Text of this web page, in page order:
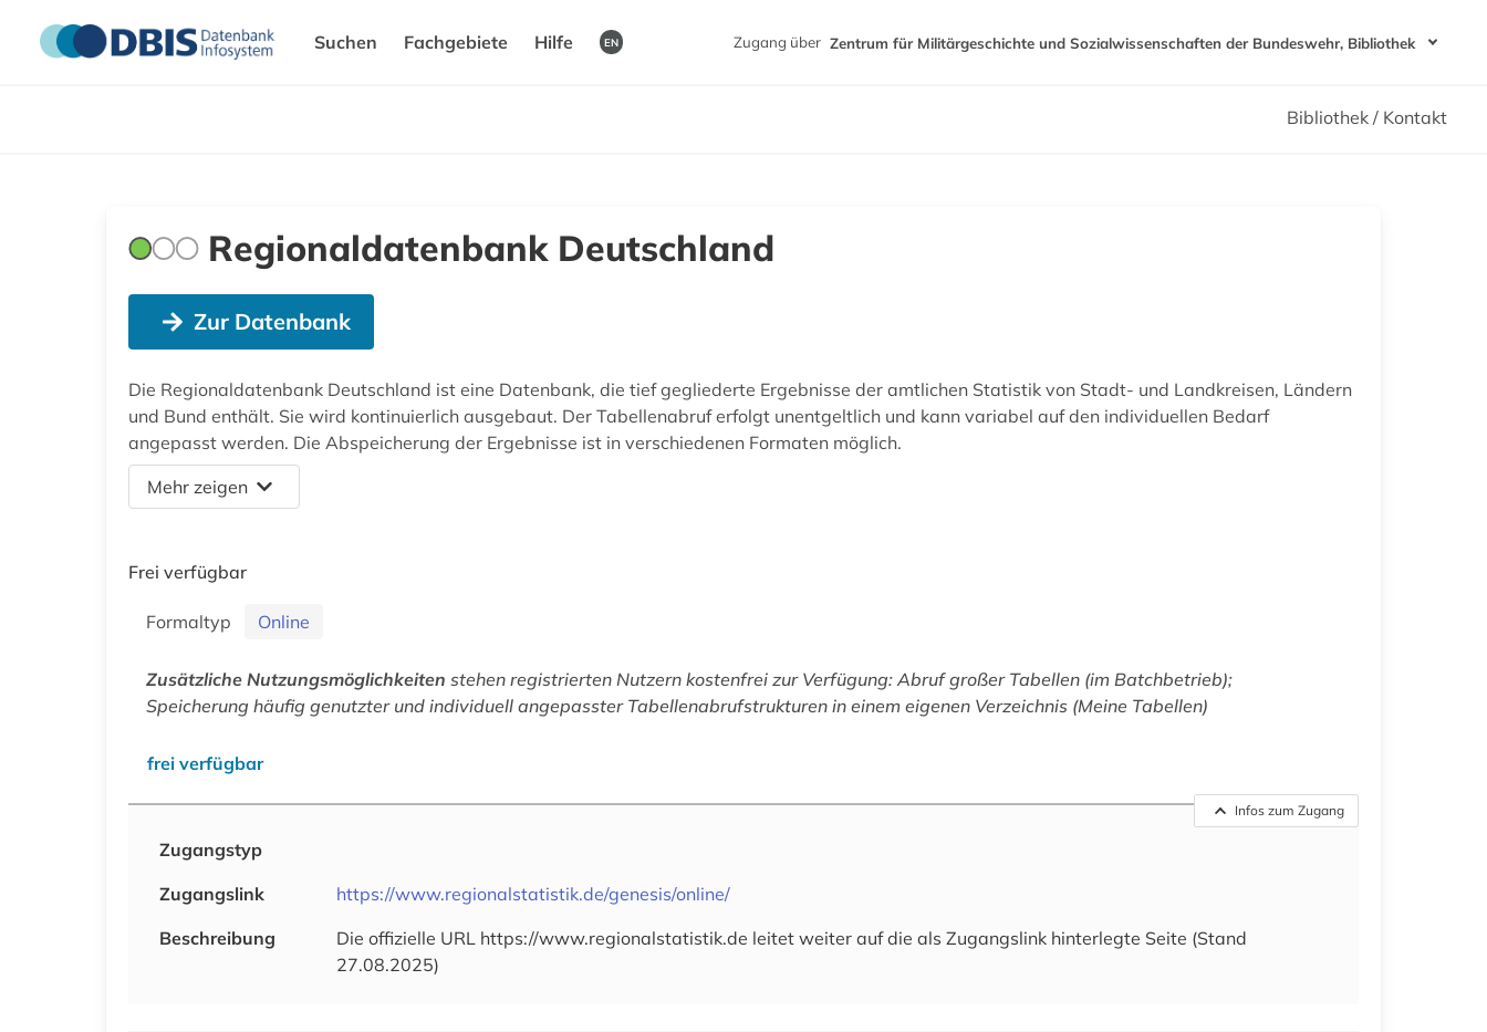
Suchen Fachgebiete Hilfe EN Zugang über Zentrum für Militärgeschichte und Sozialwissenschaften der Bundeswehr, Bibliothek
Bibliothek / Kontakt
Regionaldatenbank Deutschland
Zur Datenbank
Die Regionaldatenbank Deutschland ist eine Datenbank, die tief gegliederte Ergebnisse der amtlichen Statistik von Stadt- und Landkreisen, Ländern
und Bund enthält. Sie wird kontinuierlich ausgebaut. Der Tabellenabruf erfolgt unentgeltlich und kann variabel auf den individuellen Bedarf
angepasst werden. Die Abspeicherung der Ergebnisse ist in verschiedenen Formaten möglich.
Mehr zeigen
Frei verfügbar
Formaltyp Online
Zusätzliche Nutzungsmöglichkeiten stehen registrierten Nutzern kostenfrei zur Verfügung: Abruf großer Tabellen (im Batchbetrieb);
Speicherung häufig genutzter und individuell angepasster Tabellenabrufstrukturen in einem eigenen Verzeichnis (Meine Tabellen)
frei verfügbar
Infos zum Zugang
Zugangstyp
Zugangslink
https://www.regionalstatistik.de/genesis/online/
Beschreibung
Die offizielle URL https://www.regionalstatistik.de leitet weiter auf die als Zugangslink hinterlegte Seite (Stand
27.08.2025)